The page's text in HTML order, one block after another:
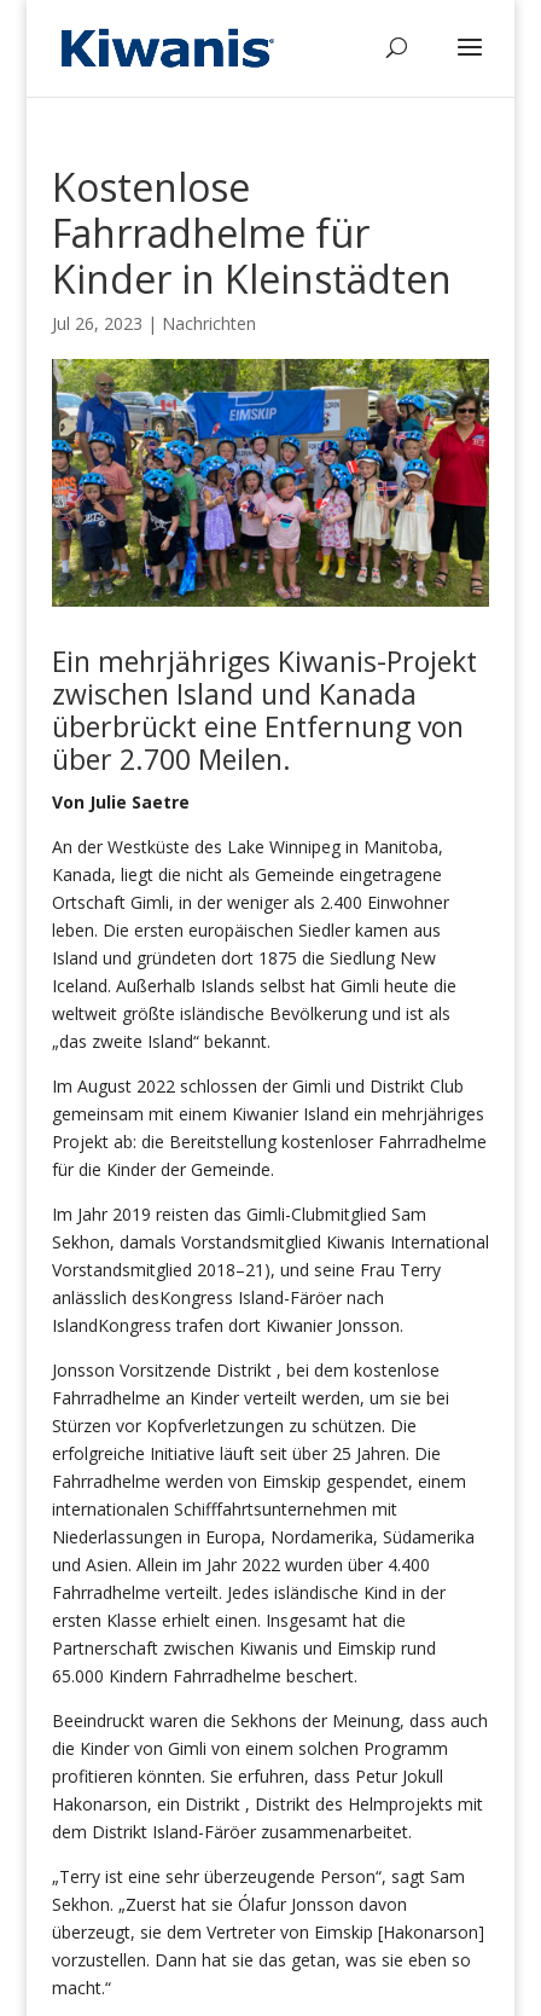
Kostenlose
Fahrradhelme für
Kinder in Kleinstädten
Jul 26, 2023 | Nachrichten
Ein mehrjähriges Kiwanis-Projekt
zwischen Island und Kanada
überbrückt eine Entfernung von
über 2.700 Meilen.
Von Julie Saetre
An der Westküste des Lake Winnipeg in Manitoba,
Kanada, liegt die nicht als Gemeinde eingetragene
Ortschaft Gimli, in der weniger als 2.400 Einwohner
leben. Die ersten europäischen Siedler kamen aus
Island und gründeten dort 1875 die Siedlung New
Iceland. Außerhalb Islands selbst hat Gimli heute die
weltweit größte isländische Bevölkerung und ist als
„das zweite Island“ bekannt.
Im August 2022 schlossen der Gimli und Distrikt Club
gemeinsam mit einem Kiwanier Island ein mehrjähriges
Projekt ab: die Bereitstellung kostenloser Fahrradhelme
für die Kinder der Gemeinde.
Im Jahr 2019 reisten das Gimli-Clubmitglied Sam
Sekhon, damals Vorstandsmitglied Kiwanis International
Vorstandsmitglied 2018–21), und seine Frau Terry
anlässlich desKongress Island-Färöer nach
IslandKongress trafen dort Kiwanier Jonsson.
Jonsson Vorsitzende Distrikt , bei dem kostenlose
Fahrradhelme an Kinder verteilt werden, um sie bei
Stürzen vor Kopfverletzungen zu schützen. Die
erfolgreiche Initiative läuft seit über 25 Jahren. Die
Fahrradhelme werden von Eimskip gespendet, einem
internationalen Schifffahrtsunternehmen mit
Niederlassungen in Europa, Nordamerika, Südamerika
und Asien. Allein im Jahr 2022 wurden über 4.400
Fahrradhelme verteilt. Jedes isländische Kind in der
ersten Klasse erhielt einen. Insgesamt hat die
Partnerschaft zwischen Kiwanis und Eimskip rund
65.000 Kindern Fahrradhelme beschert.
Beeindruckt waren die Sekhons der Meinung, dass auch
die Kinder von Gimli von einem solchen Programm
profitieren könnten. Sie erfuhren, dass Petur Jokull
Hakonarson, ein Distrikt , Distrikt des Helmprojekts mit
dem Distrikt Island-Färöer zusammenarbeitet.
„Terry ist eine sehr überzeugende Person“, sagt Sam
Sekhon. „Zuerst hat sie Ólafur Jonsson davon
überzeugt, sie dem Vertreter von Eimskip [Hakonarson]
vorzustellen. Dann hat sie das getan, was sie eben so
macht.“